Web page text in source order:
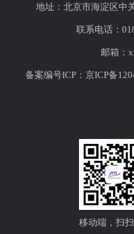
地址：北京市海淀区中
联系电话：
邮箱：
备案编号ICP：京ICP备
移动端，扫